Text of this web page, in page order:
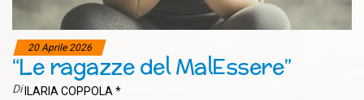
20 Aprile 2026
“Le ragazze del MalEssere”
Di ILARIA COPPOLA *